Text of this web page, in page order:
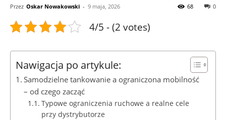
Przez Oskar Nowakowski - 9 maja, 2026 0
68
4/5 - (2 votes)
Nawigacja po artykule:
Samodzielne tankowanie a ograniczona mobilność
– od czego zacząć
Typowe ograniczenia ruchowe a realne cele
przy dystrybutorze